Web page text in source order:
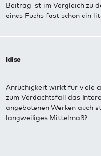
Beitrag ist im Vergleich zu
eines Fuchs fast schon ein
Idise
Anrüchigkeit wirkt für viele
zum Verdachtsfall das
angebotenen Werken auch
langweiliges Mittelmaß?